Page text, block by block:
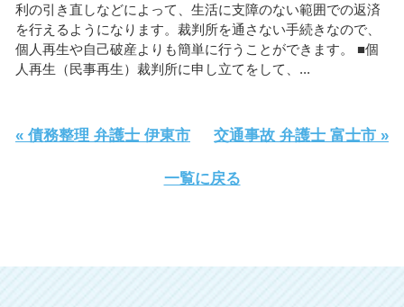
利の引き直しなどによって、生活に支障のない範囲での返済
を行えるようになります。裁判所を通さない手続きなので、
個人再生や自己破産よりも簡単に行うことができます。 ■個
人再生（民事再生）裁判所に申し立てをして、...
« 債務整理 弁護士 伊東市 交通事故 弁護士 富士市 »
一覧に戻る